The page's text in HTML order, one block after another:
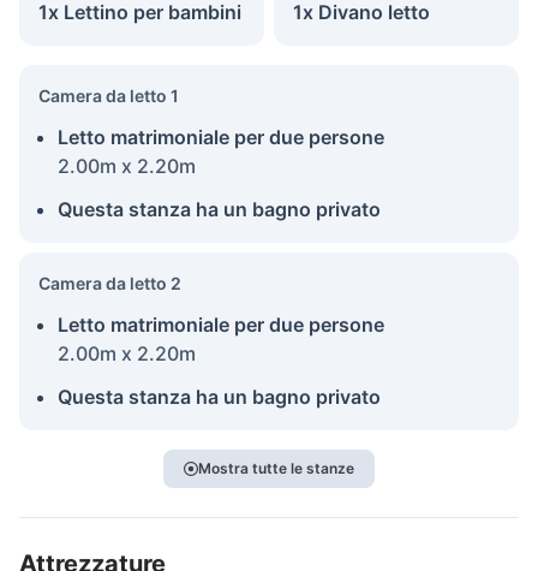
1x Lettino per bambini 1x Divano letto
Camera da letto 1
Letto matrimoniale per due persone
2.00m x 2.20m
Questa stanza ha un bagno privato
Camera da letto 2
Letto matrimoniale per due persone
2.00m x 2.20m
Questa stanza ha un bagno privato
Mostra tutte le stanze
Attrezzature